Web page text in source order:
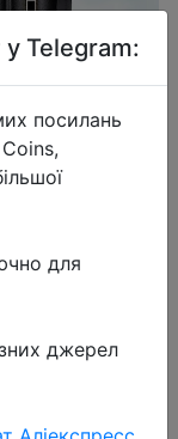
M4S
Telegram:
посилань
для
джерел